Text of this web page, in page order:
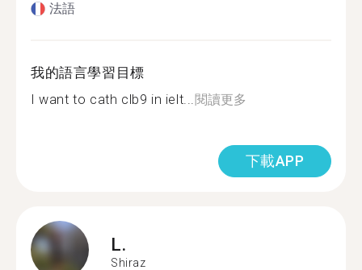
法語
我的語言學習目標
I want to cath clb9 in ielt...閱讀更多
下載APP
L.
Shiraz